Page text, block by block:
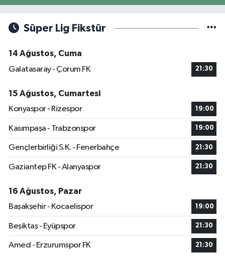
Süper Lig Fikstür
14 Ağustos, Cuma
Galatasaray - Çorum FK
21:30
15 Ağustos, Cumartesi
Konyaspor - Rizespor
19:00
Kasımpaşa - Trabzonspor 19:00
Gençlerbirliği S.K. - Fenerbahçe 21:30
Gaziantep FK - Alanyaspor 21:30
16 Ağustos, Pazar
Başakşehir - Kocaelispor
19:00
Beşiktaş - Eyüpspor 21:30
Amed - Erzurumspor FK 21:30